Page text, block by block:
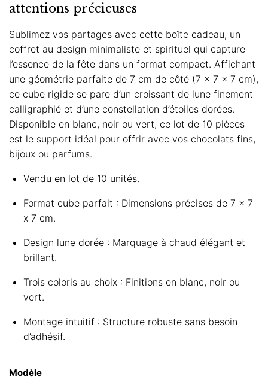
attentions précieuses
Sublimez vos partages avec cette boîte cadeau, un
coffret au design minimaliste et spirituel qui capture
l’essence de la fête dans un format compact. Affichant
une géométrie parfaite de 7 cm de côté (7 x 7 x 7 cm),
ce cube rigide se pare d’un croissant de lune finement
calligraphié et d’une constellation d’étoiles dorées.
Disponible en blanc, noir ou vert, ce lot de 10 pièces
est le support idéal pour offrir avec vos chocolats fins,
bijoux ou parfums.
Vendu en lot de 10 unités.
Format cube parfait : Dimensions précises de 7 x 7
x 7 cm.
Design lune dorée : Marquage à chaud élégant et
brillant.
Trois coloris au choix : Finitions en blanc, noir ou
vert.
Montage intuitif : Structure robuste sans besoin
d’adhésif.
Modèle